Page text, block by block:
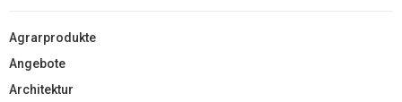
Agrarprodukte
Angebote
Architektur